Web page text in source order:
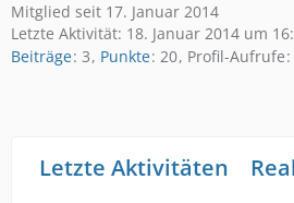
Mitglied seit 17. Januar 2014
Letzte Aktivität: 18. Januar 2014 um
Beiträge 3 Punkte 20 Profil-Aufrufe
Letzte Aktivitäten